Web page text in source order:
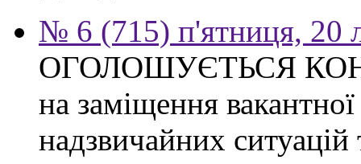
№ 6 (715) п'ятниця, 20
ОГОЛОШУЄТЬСЯ
на заміщення
надзвичайних ситуацій